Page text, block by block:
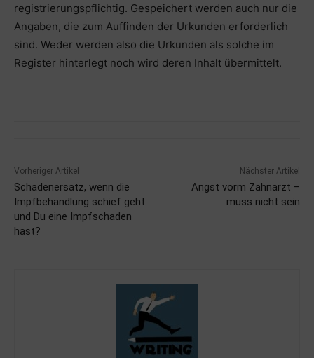
registrierungspflichtig. Gespeichert werden auch nur die
Angaben, die zum Auffinden der Urkunden erforderlich
sind. Weder werden also die Urkunden als solche im
Register hinterlegt noch wird deren Inhalt übermittelt.
Vorheriger Artikel
Schadenersatz, wenn die
Impfbehandlung schief geht
und Du eine Impfschaden
hast?
Nächster Artikel
Angst vorm Zahnarzt –
muss nicht sein